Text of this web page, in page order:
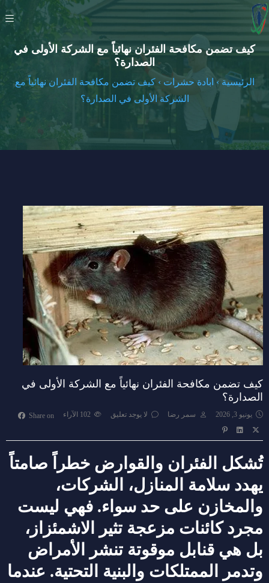
كيف تضمن مكافحة الفئران نهائياً مع الشركة الأولى في
الصدارة؟
الرئيسية › ابادة حشرات ›كيف تضمن مكافحة الفئران نهائياً مع
الشركة الأولى في الصدارة؟
كيف تضمن مكافحة الفئران نهائياً مع الشركة الأولى في
الصدارة؟
يونيو 3, 2026 سمر رضا لا يوجد تعليق الآراء Share on
تُشكل الفئران والقوارض خطراً صامتاً
يهدد سلامة المنازل، الشركات،
والمخازن على حد سواء. فهي ليست
مجرد كائنات مزعجة تثير الاشمئزاز،
بل هي قنابل موقوتة تنشر الأمراض
وتدمر الممتلكات والبنية التحتية. عندما